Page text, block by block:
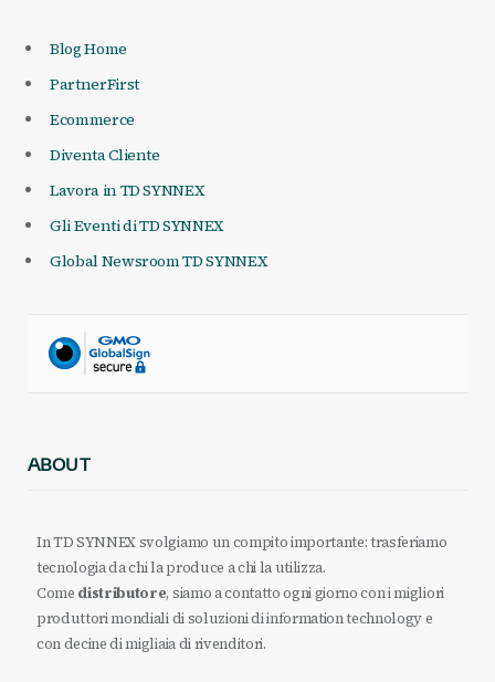
Blog Home
PartnerFirst
Ecommerce
Diventa Cliente
Lavora in TD SYNNEX
Gli Eventi di TD SYNNEX
Global Newsroom TD SYNNEX
ABOUT
In TD SYNNEX svolgiamo un compito importante: trasferiamo
tecnologia da chi la produce a chi la utilizza.
Come distributore, siamo a contatto ogni giorno con i migliori
produttori mondiali di soluzioni di information technology e
con decine di migliaia di rivenditori.